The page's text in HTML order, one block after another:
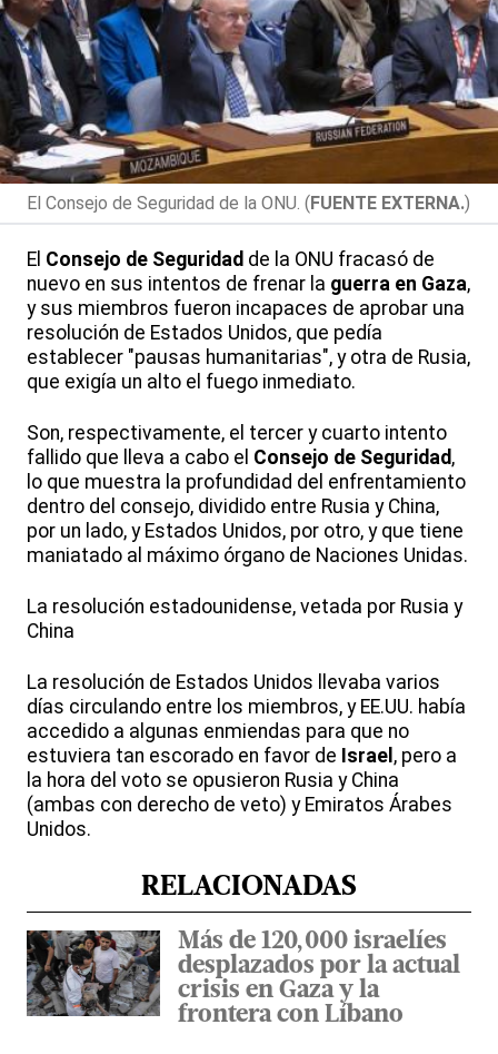
El Consejo de Seguridad de la ONU. (FUENTE EXTERNA.)
El Consejo de Seguridad de la ONU fracasó de
nuevo en sus intentos de frenar la guerra en Gaza,
y sus miembros fueron incapaces de aprobar una
resolución de Estados Unidos, que pedía
establecer "pausas humanitarias", y otra de Rusia,
que exigía un alto el fuego inmediato.
Son, respectivamente, el tercer y cuarto intento
fallido que lleva a cabo el Consejo de Seguridad,
lo que muestra la profundidad del enfrentamiento
dentro del consejo, dividido entre Rusia y China,
por un lado, y Estados Unidos, por otro, y que tiene
maniatado al máximo órgano de Naciones Unidas.
La resolución estadounidense, vetada por Rusia y
China
La resolución de Estados Unidos llevaba varios
días circulando entre los miembros, y EE.UU. había
accedido a algunas enmiendas para que no
estuviera tan escorado en favor de Israel , pero a
la hora del voto se opusieron Rusia y China
(ambas con derecho de veto) y Emiratos Árabes
Unidos.
RELACIONADAS
Más de 120,000 israelíes
desplazados por la actual
crisis en Gaza y la
frontera con Líbano